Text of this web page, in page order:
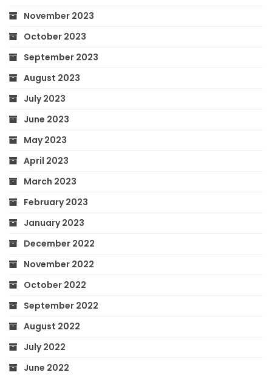
November 2023
October 2023
September 2023
August 2023
July 2023
June 2023
May 2023
April 2023
March 2023
February 2023
January 2023
December 2022
November 2022
October 2022
September 2022
August 2022
July 2022
June 2022